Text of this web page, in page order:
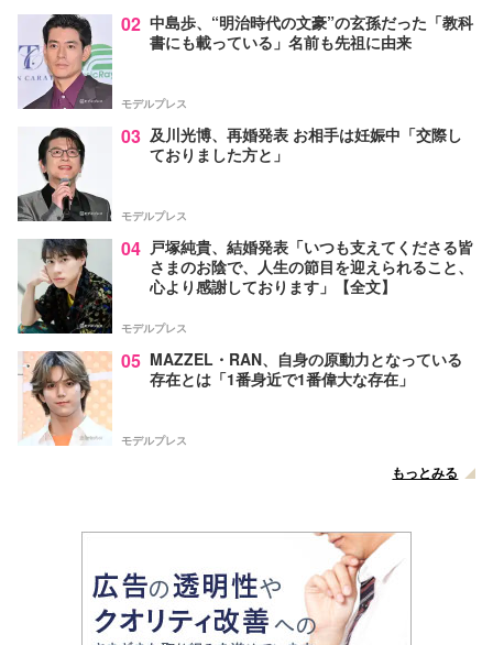
02 中島歩、“明治時代の文豪”の玄孫だった「教科
書にも載っている」名前も先祖に由来
モデルプレス
03 及川光博、再婚発表 お相手は妊娠中「交際し
ておりました方と」
モデルプレス
04 戸塚純貴、結婚発表「いつも支えてくださる皆
さまのお陰で、人生の節目を迎えられること、
心より感謝しております」【全文】
モデルプレス
05 MAZZEL・RAN、自身の原動力となっている
存在とは「1番身近で1番偉大な存在」
モデルプレス
もっとみる